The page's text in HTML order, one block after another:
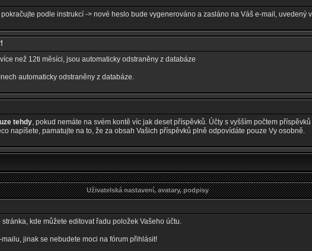
pokračujte podle instrukcí -> nové heslo bude vygenerováno a zasláno na Váš e-mail, uvedený
než 12ti měsíci, jsou automaticky odstraněny z databáze
automaticky odstraněny z databáze.
tehdy, pokud nemáte na svém kontě víc jak deset příspěvků. Účty s vyšším počtem
napíšete, pamatujte na to, že za obsah Vašich příspěvků plně odpovídáte pouze Vy osobně.
Uživatelská nastavení, avatary, podpisy
stránka, kde můžete editovat řadu položek Vašeho účtu.
jinak se nebudete moci na fórum přihlásit!